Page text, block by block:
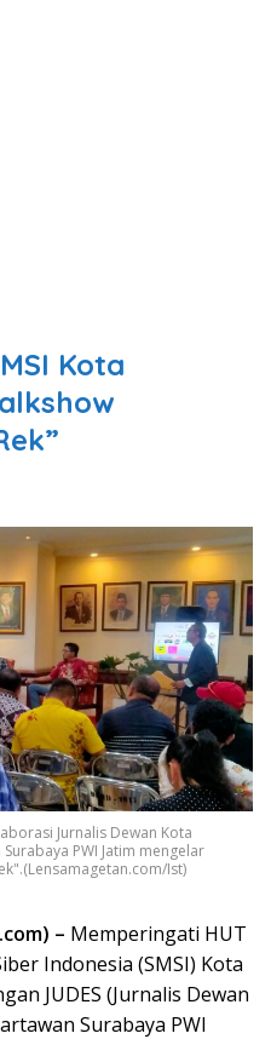
Kota
Jurnalis Dewan Kota
PWI Jatim mengelar
Ist)
– Memperingati HUT
Indonesia (SMSI) Kota
JUDES (Jurnalis Dewan
Surabaya PWI